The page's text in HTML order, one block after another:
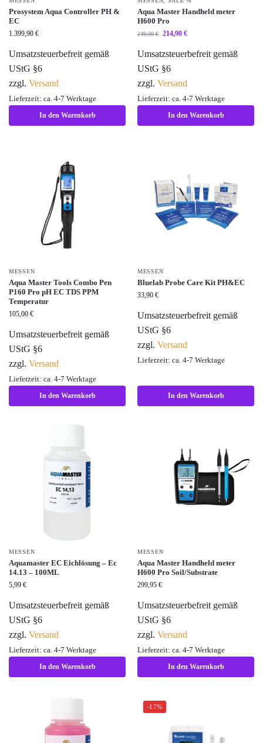
Prosystem Aqua Controller PH &
EC
1.399,90 €
Umsatzsteuerbefreit gemäß
UStG §6
zzgl. Versand
Lieferzeit: ca. 4-7 Werktage
In den Warenkorb
Aqua Master Handheld meter
H600 Pro
249,00€ 214,90 €
Umsatzsteuerbefreit gemäß
UStG §6
zzgl. Versand
Lieferzeit: ca. 4-7 Werktage
In den Warenkorb
MESSEN
Aqua Master Tools Combo Pen
P160 Pro pH EC TDS PPM
Temperatur
105,00 €
Umsatzsteuerbefreit gemäß
UStG §6
zzgl. Versand
Lieferzeit: ca. 4-7 Werktage
In den Warenkorb
MESSEN
Bluelab Probe Care Kit PH&EC
33,90 €
Umsatzsteuerbefreit gemäß
UStG §6
zzgl. Versand
Lieferzeit: ca. 4-7 Werktage
In den Warenkorb
MESSEN
Aquamaster EC Eichlösung – Ec
14.13 – 100ML
5,99 €
Umsatzsteuerbefreit gemäß
UStG §6
zzgl. Versand
Lieferzeit: ca. 4-7 Werktage
In den Warenkorb
MESSEN
Aqua Master Handheld meter
H600 Pro Soil/Substrate
299,95 €
Umsatzsteuerbefreit gemäß
UStG §6
zzgl. Versand
Lieferzeit: ca. 4-7 Werktage
In den Warenkorb
-17%